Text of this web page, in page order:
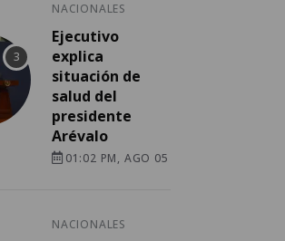
NACIONALES
Ejecutivo
explica
situación de
salud del
presidente
Arévalo
01:02 PM, AGO 05
NACIONALES